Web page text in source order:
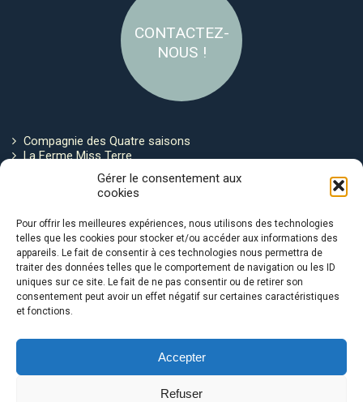
Gérer le consentement aux
cookies
Pour offrir les meilleures expériences, nous utilisons des technologies
telles que les cookies pour stocker et/ou accéder aux informations des
appareils. Le fait de consentir à ces technologies nous permettra de
traiter des données telles que le comportement de navigation ou les ID
uniques sur ce site. Le fait de ne pas consentir ou de retirer son
consentement peut avoir un effet négatif sur certaines caractéristiques
et fonctions.
Accepter
Refuser
CONTACTEZ-
NOUS !
Compagnie des Quatre saisons
La Ferme Miss Terre
Politique de cookies
Avec le soutien de :